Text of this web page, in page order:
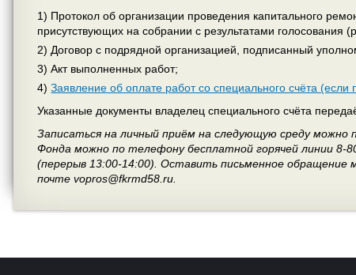
1) Протокол об организации проведения капитального
присутствующих на собрании с результатами
2) Договор с подрядной организацией, подписанный
3) Акт выполненных работ;
4)Заявление об оплате работ со специального счёта
Указанные документы владелец специального счёта
Записаться на личный приём на следующую среду
Фонда можно по телефону бесплатной горячей линии 8-
(перерыв 13:00-14:00). Оставить письменное
почте vopros@fkrmd58.ru.